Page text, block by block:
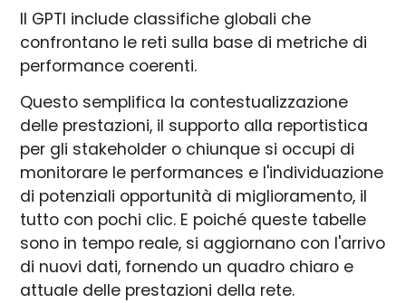
Il GPTI include classifiche globali che
confrontano le reti sulla base di metriche di
performance coerenti.
Questo semplifica la contestualizzazione
delle prestazioni, il supporto alla reportistica
per gli stakeholder o chiunque si occupi di
monitorare le performances e l'individuazione
di potenziali opportunità di miglioramento, il
tutto con pochi clic. E poiché queste tabelle
sono in tempo reale, si aggiornano con l'arrivo
di nuovi dati, fornendo un quadro chiaro e
attuale delle prestazioni della rete.